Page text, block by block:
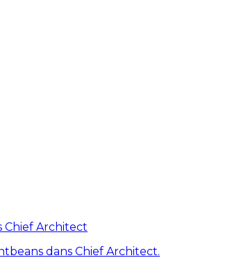
Chief Architect
dans Chief Architect.